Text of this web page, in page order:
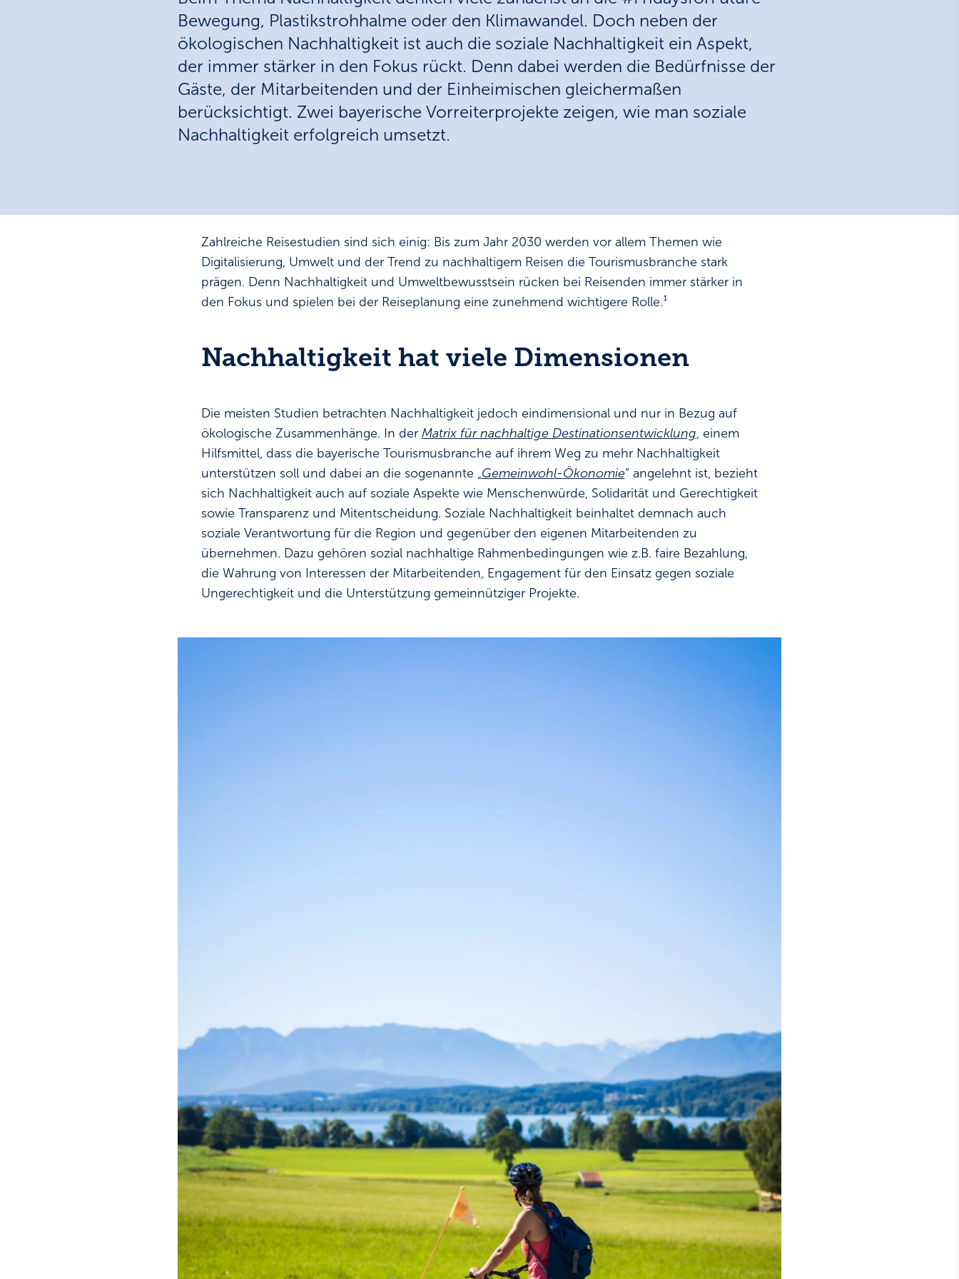
Bewegung, Plastikstrohhalme oder den Klimawandel. Doch neben der
ökologischen Nachhaltigkeit ist auch die soziale Nachhaltigkeit ein Aspekt,
der immer stärker in den Fokus rückt. Denn dabei werden die Bedürfnisse der
Gäste, der Mitarbeitenden und der Einheimischen gleichermaßen
berücksichtigt. Zwei bayerische Vorreiterprojekte zeigen, wie man soziale
Nachhaltigkeit erfolgreich umsetzt.
Zahlreiche Reisestudien sind sich einig: Bis zum Jahr 2030 werden vor allem Themen wie
Digitalisierung, Umwelt und der Trend zu nachhaltigem Reisen die Tourismusbranche stark
prägen. Denn Nachhaltigkeit und Umweltbewusstsein rücken bei Reisenden immer stärker in
den Fokus und spielen bei der Reiseplanung eine zunehmend wichtigere Rolle.¹
Nachhaltigkeit hat viele Dimensionen
Die meisten Studien betrachten Nachhaltigkeit jedoch eindimensional und nur in Bezug auf
ökologische Zusammenhänge. In der Matrix für nachhaltige Destinationsentwicklung, einem
Hilfsmittel, dass die bayerische Tourismusbranche auf ihrem Weg zu mehr Nachhaltigkeit
unterstützen soll und dabei an die sogenannte „Gemeinwohl-Ökonomie“ angelehnt ist, bezieht
sich Nachhaltigkeit auch auf soziale Aspekte wie Menschenwürde, Solidarität und Gerechtigkeit
sowie Transparenz und Mitentscheidung. Soziale Nachhaltigkeit beinhaltet demnach auch
soziale Verantwortung für die Region und gegenüber den eigenen Mitarbeitenden zu
übernehmen. Dazu gehören sozial nachhaltige Rahmenbedingungen wie z.B. faire Bezahlung,
die Wahrung von Interessen der Mitarbeitenden, Engagement für den Einsatz gegen soziale
Ungerechtigkeit und die Unterstützung gemeinnütziger Projekte.